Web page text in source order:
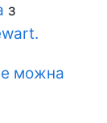
з
можна